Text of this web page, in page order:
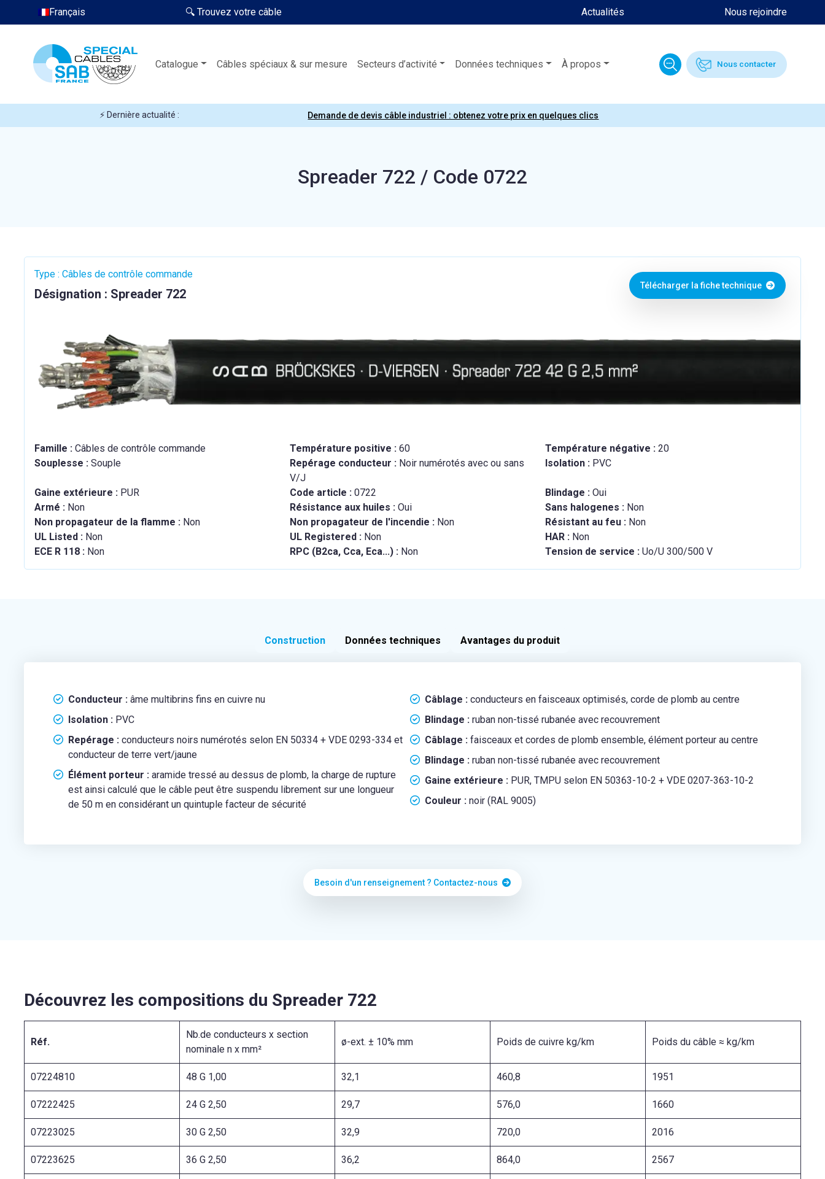
Nous rejoindre
Actualités
🔍 Trouvez votre câble
Français
Catalogue Câbles spéciaux & sur mesure Secteurs d’activité Données techniques À propos Nous contacter
⚡ Dernière actualité : Demande de devis câble industriel : obtenez votre prix en quelques clics
Spreader 722 / Code 0722
Type : Câbles de contrôle commande
Désignation : Spreader 722
Télécharger la fiche technique
Famille : Câbles de contrôle commande Température positive : 60 Température négative :20
Souplesse : Souple Repérage conducteur : Noir numérotés avec ou sans
V/J
Isolation : PVC
Gaine extérieure : PUR Code article : 0722 Blindage :Oui
Armé : Non Résistance aux huiles : Oui Sans halogenes : Non
Non propagateur de la flamme : Non Non propagateur de l'incendie : Non Résistant au feu : Non
UL Listed : Non UL Registered : Non HAR : Non
ECE R 118 : Non RPC (B2ca, Cca, Eca...) : Non Tension de service :Uo/U 300/500 V
Construction Données techniques Avantages du produit
Conducteur :âme multibrins fins en cuivre nu
Isolation :PVC
Repérage :conducteurs noirs numérotés selon EN 50334 + VDE 0293-334 et
conducteur de terre vert/jaune
Élément porteur :aramide tressé au dessus de plomb, la charge de rupture
est ainsi calculé que le câble peut être suspendu librement sur une longueur
de 50 m en considérant un quintuple facteur de sécurité
Câblage :conducteurs en faisceaux optimisés, corde de plomb au centre
Blindage :ruban non-tissé rubanée avec recouvrement
Câblage :faisceaux et cordes de plomb ensemble, élément porteur au centre
Blindage :ruban non-tissé rubanée avec recouvrement
Gaine extérieure :PUR, TMPU selon EN 50363-10-2 + VDE 0207-363-10-2
Couleur :noir (RAL 9005)
Besoin d'un renseignement ? Contactez-nous
Découvrez les compositions du Spreader 722
Réf.
Nb.de conducteurs x section
nominale n x mm²
ø-ext. ± 10% mm Poids de cuivre kg/km Poids du câble ≈ kg/km
07224810 48 G 1,00 32,1 460,8 1951
07222425 24 G 2,50 29,7 576,0 1660
07223025 30 G 2,50 32,9 720,0 2016
07223625 36 G 2,50 36,2 864,0 2567